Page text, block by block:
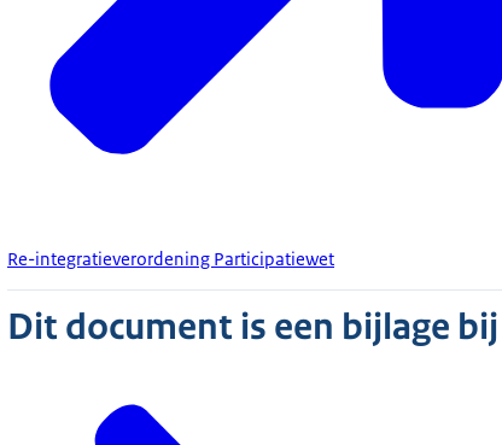
Re-integratieverordening Participatiewet
Dit document is een bijlage bij